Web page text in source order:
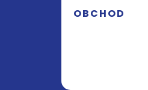
OBCHOD